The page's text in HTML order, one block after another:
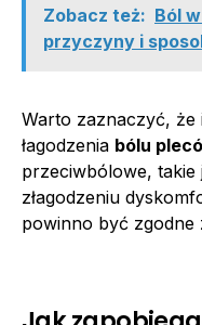
Zobacz też: Ból
przyczyny i
Warto zaznaczyć, że
łagodzenia bólu
przeciwbólowe, takie
złagodzeniu
powinno być zgodne